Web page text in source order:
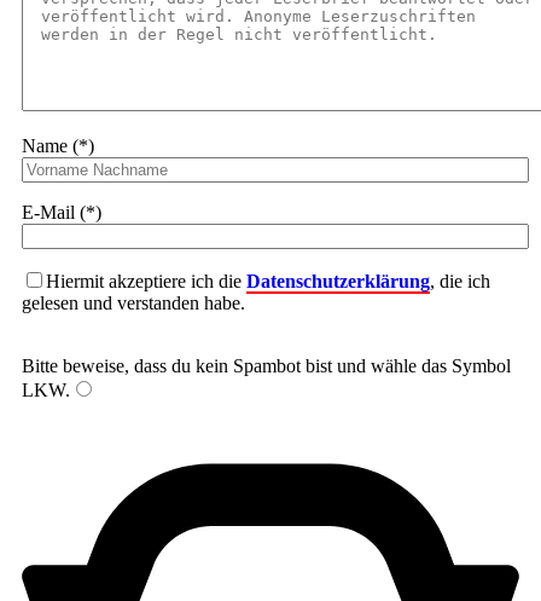
Name (*)
E-Mail (*)
Hiermit akzeptiere ich die Datenschutzerklärung, die ich
gelesen und verstanden habe.
Bitte beweise, dass du kein Spambot bist und wähle das Symbol
LKW.